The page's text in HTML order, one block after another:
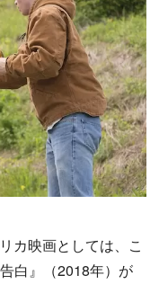
カ映画としては、こ
白』（2018年）が